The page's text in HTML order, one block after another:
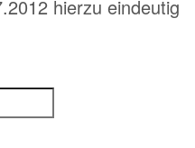
hierzu eindeutig